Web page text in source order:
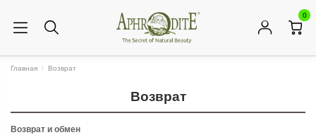
0
Главная Возврат
Возврат
Возврат и обмен